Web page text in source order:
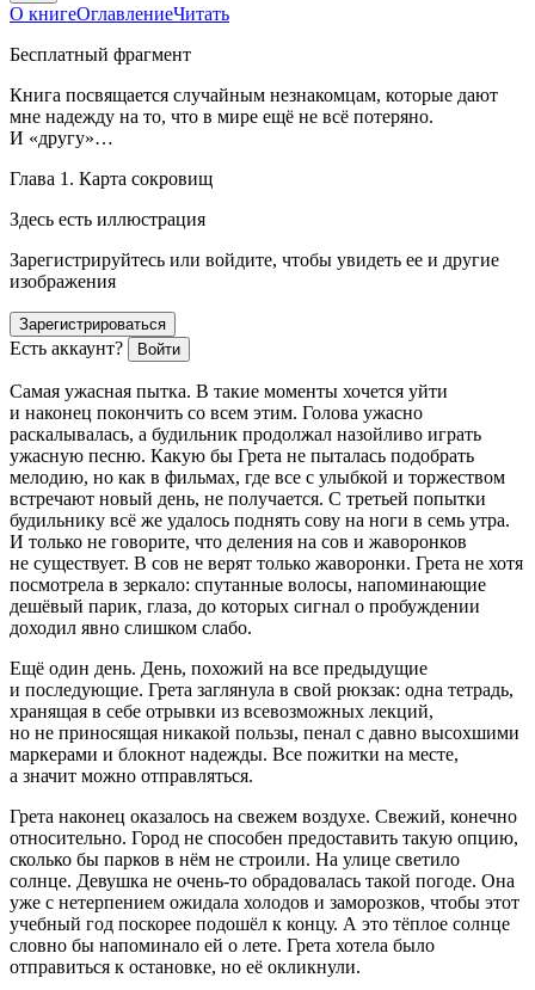
О книгеОглавлениеЧитать
Бесплатный фрагмент
Книга посвящается случайным незнакомцам, которые дают
мне надежду на то, что в мире ещё не всё потеряно.
И «другу»…
Глава 1. Карта сокровищ
Здесь есть иллюстрация
Зарегистрируйтесь или войдите, чтобы увидеть ее и другие
изображения
Зарегистрироваться
Есть аккаунт? Войти
Самая ужасная пытка. В такие моменты хочется уйти
и наконец покончить со всем этим. Голова ужасно
раскалывалась, а будильник продолжал назойливо играть
ужасную песню. Какую бы Грета не пыталась подобрать
мелодию, но как в фильмах, где все с улыбкой и торжеством
встречают новый день, не получается. С третьей попытки
будильнику всё же удалось поднять сову на ноги в семь утра.
И только не говорите, что деления на сов и жаворонков
не существует. В сов не верят только жаворонки. Грета не хотя
посмотрела в зеркало: спутанные волосы, напоминающие
дешёвый парик, глаза, до которых сигнал о пробуждении
доходил явно слишком слабо.
Ещё один день. День, похожий на все предыдущие
и последующие. Грета заглянула в свой рюкзак: одна тетрадь,
хранящая в себе отрывки из всевозможных лекций,
но не приносящая никакой пользы, пенал с давно высохшими
маркерами и блокнот надежды. Все пожитки на месте,
а значит можно отправляться.
Грета наконец оказалось на свежем воздухе. Свежий, конечно
относительно. Город не способен предоставить такую опцию,
сколько бы парков в нём не строили. На улице светило
солнце. Девушка не очень-то обрадовалась такой погоде. Она
уже с нетерпением ожидала холодов и заморозков, чтобы этот
учебный год поскорее подошёл к концу. А это тёплое солнце
словно бы напоминало ей о лете. Грета хотела было
отправиться к остановке, но её окликнули.